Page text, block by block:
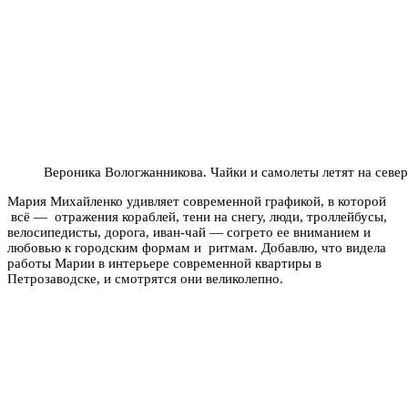
Вероника Вологжанникова. Чайки и самолеты летят на север
Мария Михайленко удивляет современной графикой, в которой
всё — отражения кораблей, тени на снегу, люди, троллейбусы,
велосипедисты, дорога, иван-чай — согрето ее вниманием и
любовью к городским формам и ритмам. Добавлю, что видела
работы Марии в интерьере современной квартиры в
Петрозаводске, и смотрятся они великолепно.